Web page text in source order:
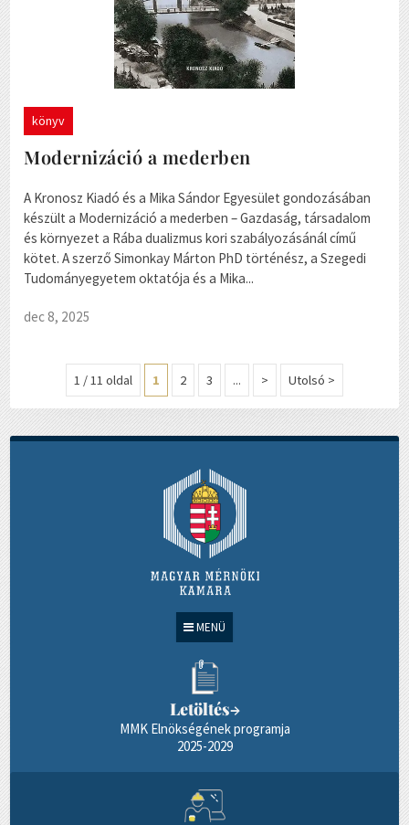
MENÜ
Letöltés→
MMK Elnökségének programja
2025-2029
könyv
Modernizáció a mederben
A Kronosz Kiadó és a Mika Sándor Egyesület gondozásában
készült a Modernizáció a mederben – Gazdaság, társadalom
és környezet a Rába dualizmus kori szabályozásánál című
kötet. A szerző Simonkay Márton PhD történész, a Szegedi
Tudományegyetem oktatója és a Mika...
dec 8, 2025
1 / 11 oldal 1 2 3 ... > Utolsó >